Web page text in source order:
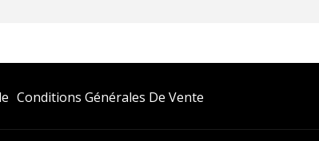
Conditions Générales De Vente
Un